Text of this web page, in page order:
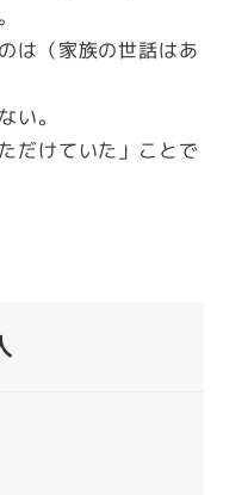
は（家族の世話はあ
い。
だけていた」ことで